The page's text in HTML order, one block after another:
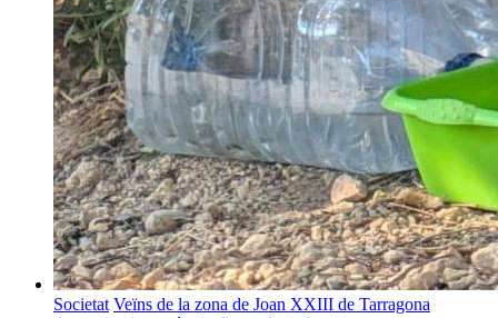
Societat Veïns de la zona de Joan XXIII de Tarragona